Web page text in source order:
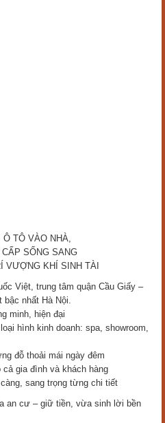
Ô TÔ VÀO NHÀ,
SỐNG SANG
VƯỢNG KHÍ SINH TÀI
Việt, trung tâm quận Cầu Giấy –
bậc nhất Hà Nội.
minh, hiện đại
hình kinh doanh: spa, showroom,
đỗ thoải mái ngày đêm
gia đình và khách hàng
sang trọng từng chi tiết
an cư – giữ tiền, vừa sinh lời bền